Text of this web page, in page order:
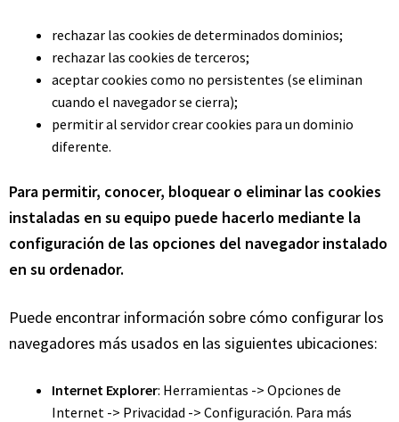
rechazar las cookies de determinados dominios;
rechazar las cookies de terceros;
aceptar cookies como no persistentes (se eliminan
cuando el navegador se cierra);
permitir al servidor crear cookies para un dominio
diferente.
Para permitir, conocer, bloquear o eliminar las cookies
instaladas en su equipo puede hacerlo mediante la
configuración de las opciones del navegador instalado
en su ordenador.
Puede encontrar información sobre cómo configurar los
navegadores más usados en las siguientes ubicaciones:
Internet Explorer: Herramientas -> Opciones de
Internet -> Privacidad -> Configuración. Para más